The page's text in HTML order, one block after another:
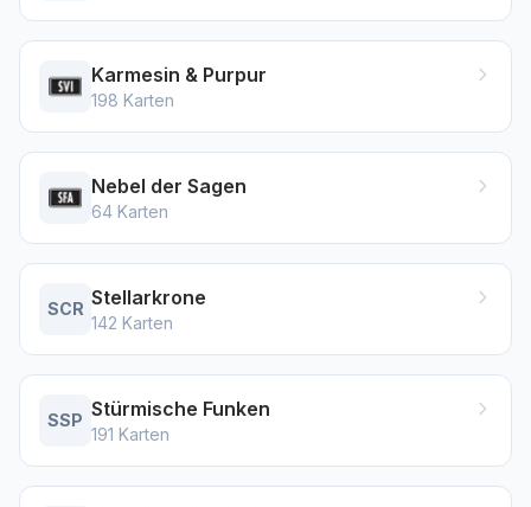
Karmesin & Purpur
198 Karten
Nebel der Sagen
64 Karten
SCR Stellarkrone
142 Karten
SSP Stürmische Funken
191 Karten